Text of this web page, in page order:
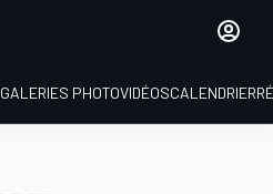
GALERIES PHOTOVIDÉOSCALENDRIER